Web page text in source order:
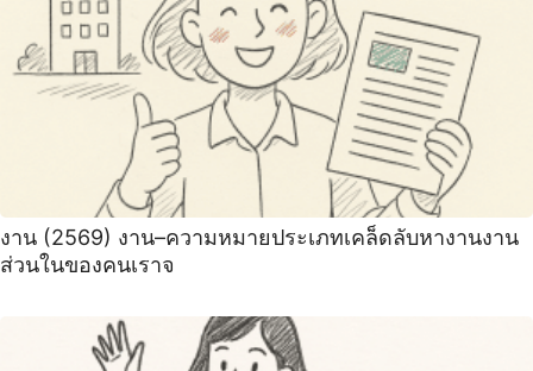
งาน (2569) งาน–ความหมายประเภทเคล็ดลับหางานงาน
ส่วนในของคนเราจ